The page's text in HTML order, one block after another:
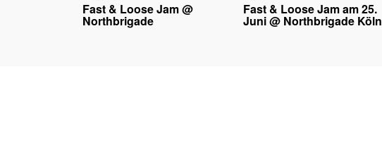
Fast & Loose Jam @
Northbrigade
Fast & Loose Jam am 25.
Juni @ Northbrigade Köln